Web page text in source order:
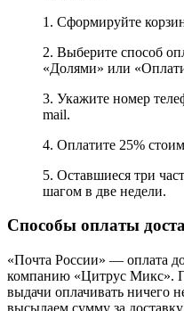
1. Сформируйте
2. Выберите способ
«Долями» или
3. Укажите номер
mail.
4. Оплатите 25%
5. Оставшиеся три
шагом в две недели.
Способы оплаты
«Почта России» — оплата
компанию «Цитрус Микс».
выдачи оплачивать ничего